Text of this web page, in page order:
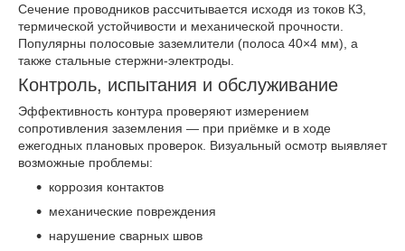
Сечение проводников рассчитывается исходя из токов КЗ,
термической устойчивости и механической прочности.
Популярны полосовые заземлители (полоса 40×4 мм), а
также стальные стержни-электроды.
Контроль, испытания и обслуживание
Эффективность контура проверяют измерением
сопротивления заземления — при приёмке и в ходе
ежегодных плановых проверок. Визуальный осмотр выявляет
возможные проблемы:
коррозия контактов
механические повреждения
нарушение сварных швов